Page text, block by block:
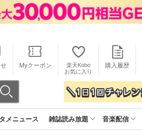
Myクーポン
楽天Kobo
お気に入り
購入履歴
メニュース 雑誌読み放題 音楽配信